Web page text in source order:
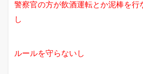
警察官の方が飲酒運転とか泥棒を行
し
ルールを守らないし